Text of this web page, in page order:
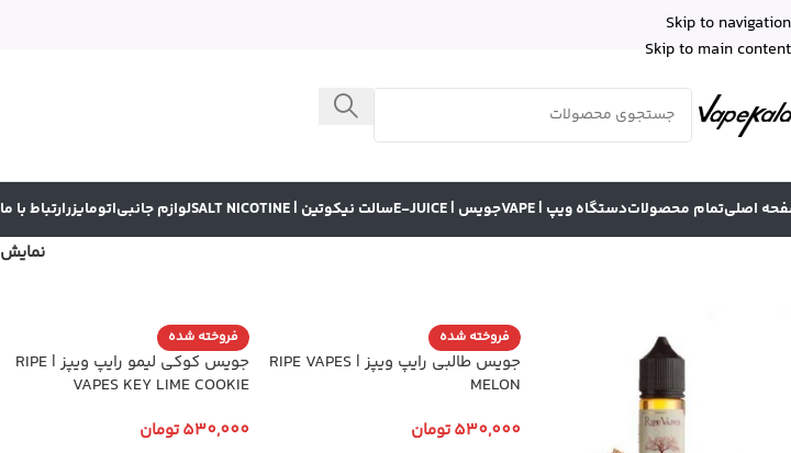
Skip to navigation
Skip to main content
اصلیتمام محصولاتدستگاه ویپ | VAPE جویس | E-JUICE سالت نیکوتین | SALT NICOTINE لوازم جانبیاتومایزرارتباط با ما
نمایش
فروخته شده
جویس طالبی رایپ ویپز | RIPE VAPES
MELON
530,000تومان
فروخته شده
جویس کوکی لیمو رایپ ویپز | RIPE
VAPES KEY LIME COOKIE
530,000تومان